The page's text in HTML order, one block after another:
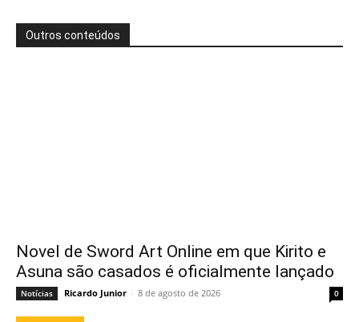
Outros conteúdos
Novel de Sword Art Online em que Kirito e
Asuna são casados é oficialmente lançado
Notícias Ricardo Junior - 8 de agosto de 2026 0